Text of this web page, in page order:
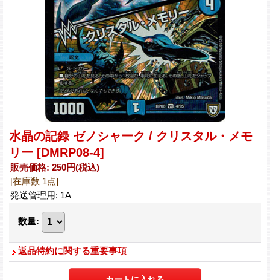
水晶の記録 ゼノシャーク / クリスタル・メモ
リー [DMRP08-4]
販売価格: 250円(税込)
[在庫数 1点]
発送管理用: 1A
数量:
返品特約に関する重要事項